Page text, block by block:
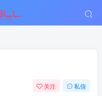
关注 私信